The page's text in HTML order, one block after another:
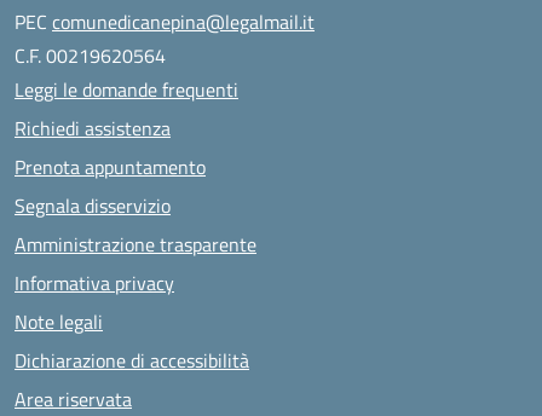
PEC comunedicanepina@legalmail.it
C.F. 00219620564
Leggi le domande frequenti
Richiedi assistenza
Prenota appuntamento
Segnala disservizio
Amministrazione trasparente
Informativa privacy
Note legali
Dichiarazione di accessibilità
Area riservata